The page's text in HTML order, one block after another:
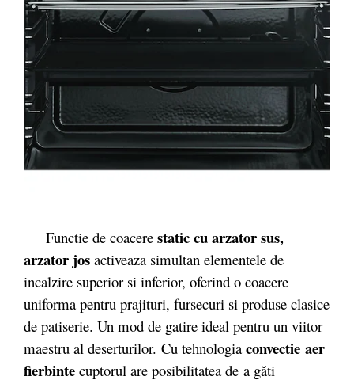
Functie de coacere static cu arzator sus,
arzator jos activeaza simultan elementele de
incalzire superior si inferior, oferind o coacere
uniforma pentru prajituri, fursecuri si produse clasice
de patiserie. Un mod de gatire ideal pentru un viitor
maestru al deserturilor. Cu tehnologia convectie aer
fierbinte cuptorul are posibilitatea de a găti